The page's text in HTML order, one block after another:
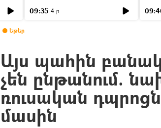
09:35 4 ր
Եթեր
Այս պահին
չեն ընթանում.
ռուսական
մասին